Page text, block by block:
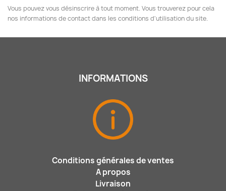
Vous pouvez vous désinscrire à tout moment. Vous trouverez pour cela
nos informations de contact dans les conditions d'utilisation du site.
INFORMATIONS
Conditions générales de ventes
A propos
Livraison